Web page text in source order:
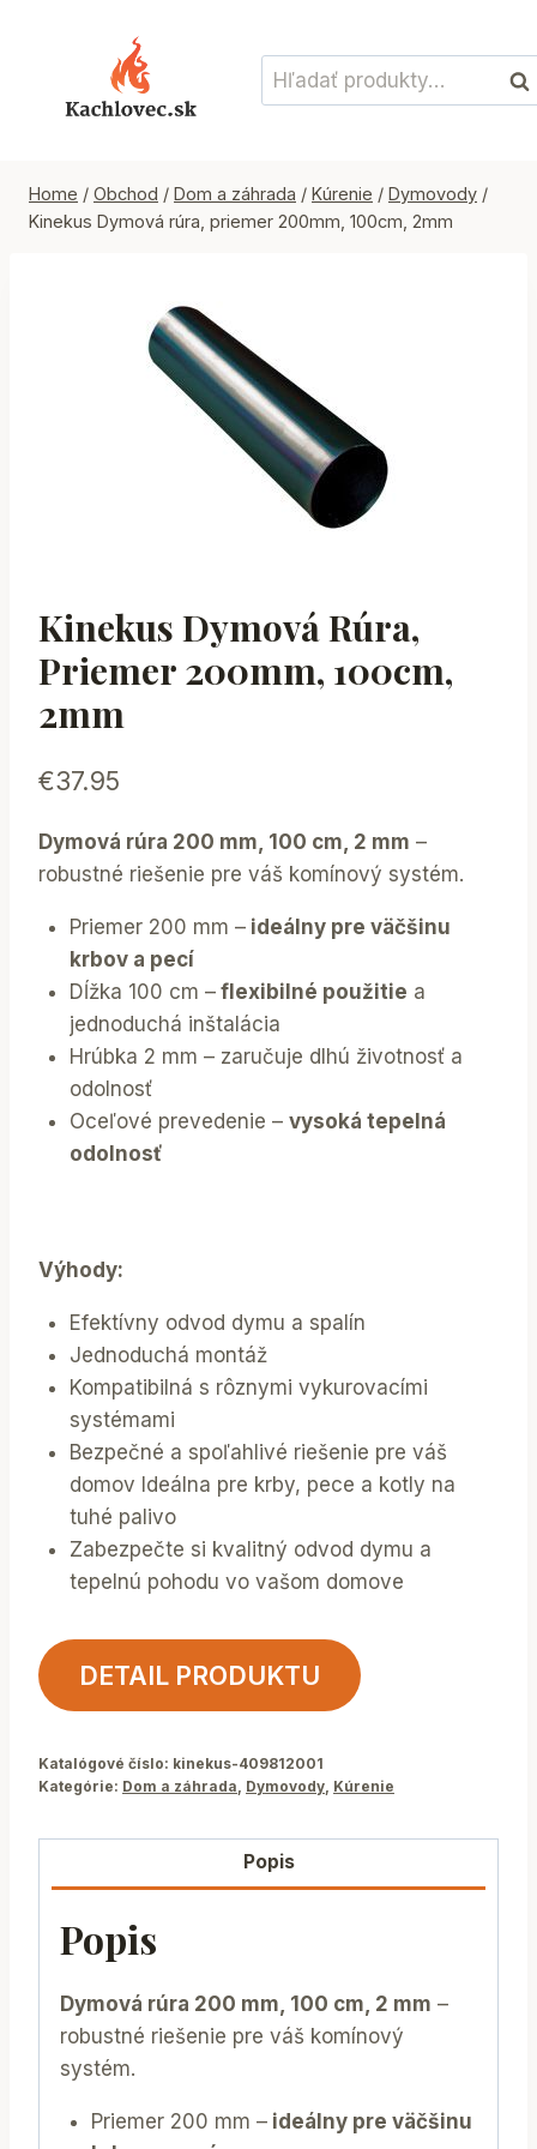
Hľadať:
Home / Obchod / Dom a záhrada / Kúrenie / Dymovody /
Kinekus Dymová rúra, priemer 200mm, 100cm, 2mm
Kinekus Dymová Rúra,
Priemer 200mm, 100cm,
2mm
€37.95
Dymová rúra 200 mm, 100 cm, 2 mm –
robustné riešenie pre váš komínový systém.
Priemer 200 mm –ideálny pre väčšinu
krbov a pecí
Dĺžka 100 cm –flexibilné použitie a
jednoduchá inštalácia
Hrúbka 2 mm – zaručuje dlhú životnosť a
odolnosť
Oceľové prevedenie – vysoká tepelná
odolnosť
Výhody:
Efektívny odvod dymu a spalín
Jednoduchá montáž
Kompatibilná s rôznymi vykurovacími
systémami
Bezpečné a spoľahlivé riešenie pre váš
domov Ideálna pre krby, pece a kotly na
tuhé palivo
Zabezpečte si kvalitný odvod dymu a
tepelnú pohodu vo vašom domove
DETAIL PRODUKTU
Katalógové číslo: kinekus-409812001
Kategórie: Dom a záhrada Dymovody Kúrenie
Popis
Popis
Dymová rúra 200 mm, 100 cm, 2 mm –
robustné riešenie pre váš komínový
systém.
Priemer 200 mm –ideálny pre väčšinu